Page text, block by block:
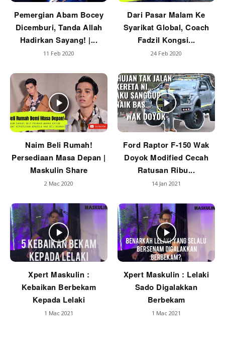
Pemergian Abam Bocey
Dicemburi, Tanda Allah
Hadirkan Sayang! |...
11 Feb 2020
Dari Pasar Malam Ke
Syarikat Global, Coach
Fadzil Kongsi...
24 Feb 2020
Naim Beli Rumah!
Persediaan Masa Depan |
Maskulin Share
2 Mac 2020
Ford Raptor F-150 Wak
Doyok Modified Cecah
Ratusan Ribu...
14 Jan 2021
Xpert Maskulin :
Kebaikan Berbekam
Kepada Lelaki
1 Mac 2021
Xpert Maskulin : Lelaki
Sado Digalakkan
Berbekam
1 Mac 2021